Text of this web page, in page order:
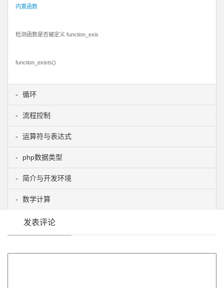
内置函数
检测函数是否被定义 function_exis
function_exists()
循环
流程控制
运算符与表达式
php数据类型
简介与开发环境
数学计算
发表评论